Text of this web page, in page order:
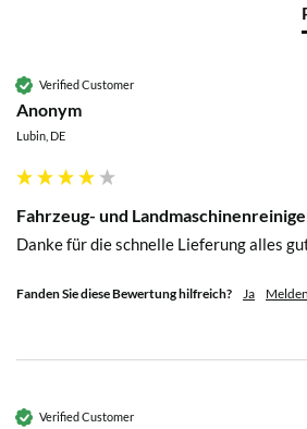
Verified Customer
Anonym
Lubin, DE
Fahrzeug- und
Danke für die schnelle Lieferung alles
Fanden Sie diese Bewertung hilfreich? Ja Melden
Verified Customer